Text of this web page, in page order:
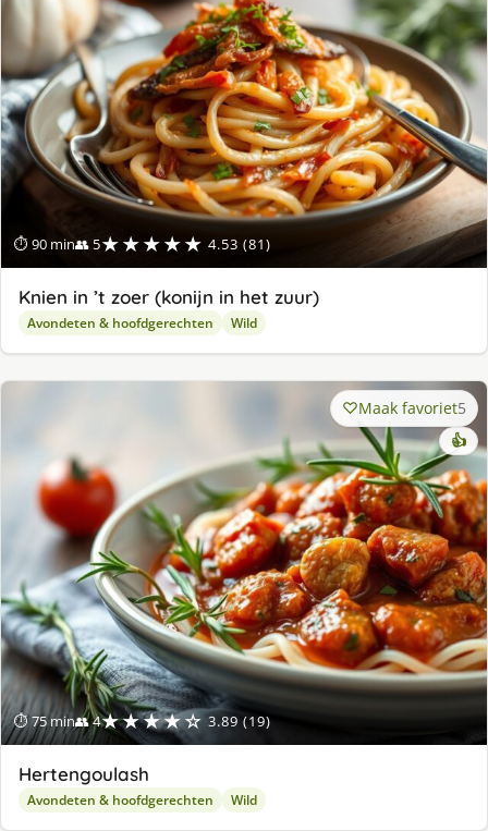
⏱ 90 min👥 5★★★★★ 4.53 (81)
Knien in ’t zoer (konijn in het zuur)
Avondeten & hoofdgerechten Wild
⏱ 75 min👥 4★★★★☆ 3.89 (19)
Maak favoriet5
👍
Hertengoulash
Avondeten & hoofdgerechten Wild